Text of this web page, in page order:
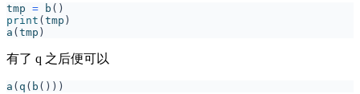
tmp = b ()
print ( tmp )
a ( tmp )
有了 q 之后便可以
a ( q ( b ()))